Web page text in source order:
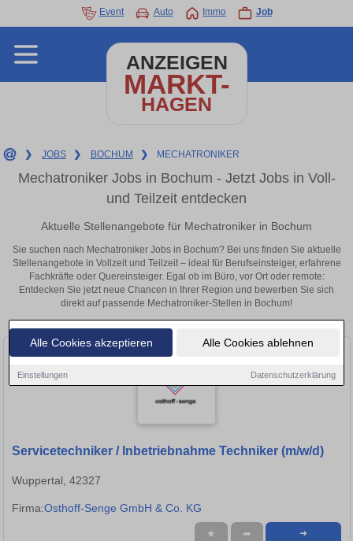
Alle Cookies akzeptieren Alle Cookies ablehnen
Einstellungen Datenschutzerklärung
Event Auto Immo Job
ANZEIGEN
MARKT-
HAGEN
❯ JOBS ❯ BOCHUM ❯ MECHATRONIKER
Mechatroniker Jobs in Bochum - Jetzt Jobs in Voll-
und Teilzeit entdecken
Aktuelle Stellenangebote für Mechatroniker in Bochum
Sie suchen nach Mechatroniker Jobs in Bochum? Bei uns finden Sie aktuelle
Stellenangebote in Vollzeit und Teilzeit – ideal für Berufseinsteiger, erfahrene
Fachkräfte oder Quereinsteiger. Egal ob im Büro, vor Ort oder remote:
Entdecken Sie jetzt neue Chancen in Ihrer Region und bewerben Sie sich
direkt auf passende Mechatroniker-Stellen in Bochum!
Servicetechniker / Inbetriebnahme Techniker (m/w/d)
Wuppertal, 42327
Firma:Osthoff-Senge GmbH & Co. KG
★ ➦ ➜